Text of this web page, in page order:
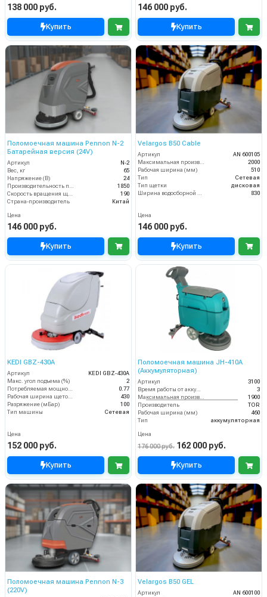
138 000 руб.
Купить
146 000 руб.
Купить
Поломоечная машина Pennon N-2
Батарейная версия (24V)
Артикул
N-2
Вес, кг
65
Напряжение (В)
24
1850
190
Страна-производитель
Китай
Цена
146 000 руб.
Купить
Velargos B50 Cable
Артикул
AN 600105
2000
Рабочая ширина (мм)
510
Тип
Сетевая
Тип щетки
дисковая
830
Цена
146 000 руб.
Купить
KEDI GBZ-430A
Артикул
KEDI GBZ-430A
Макс. угол подъема (%)
2
Потребляемая мощность (кВт)
0.77
Рабочая ширина щеток (мм)
430
Разряжение (мБар)
100
Тип машины
Сетевая
Цена
152 000 руб.
Купить
Поломоечная машина JH-410A
(Аккумуляторная)
Артикул
3100
Время работы от аккумуляторов (ч)
3
Максимальная производительность (кв.м/час)
1900
Производитель
TOR
Рабочая ширина (мм)
460
Тип
аккумуляторная
Цена
176 000 руб. 162 000 руб.
Купить
Поломоечная машина Pennon N-3
(220V)
Velargos B50 GEL
Артикул
AN 600100